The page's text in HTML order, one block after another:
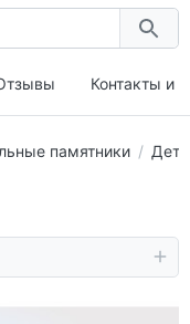
Контакты и
памятники